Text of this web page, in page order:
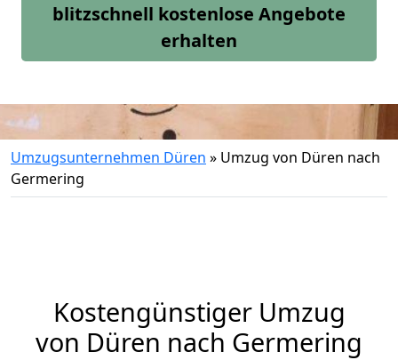
blitzschnell kostenlose Angebote
erhalten
Umzugsunternehmen Düren » Umzug von Düren nach
Germering
Kostengünstiger Umzug
von Düren nach Germering